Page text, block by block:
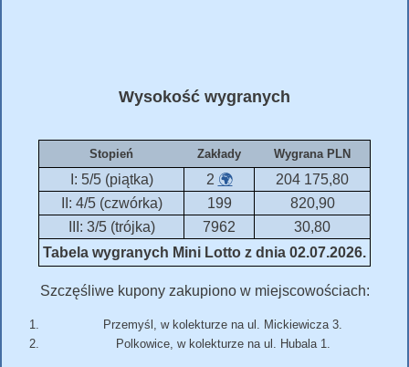
Wysokość wygranych
Stopień Zakłady Wygrana PLN
I: 5/5 (piątka) 2 🌍
204 175,80
II: 4/5 (czwórka)
199
820,90
III: 3/5 (trójka)
7962
30,80
Tabela wygranych Mini Lotto z dnia 02.07.2026.
Szczęśliwe kupony zakupiono w miejscowościach:
Przemyśl, w kolekturze na ul. Mickiewicza 3.
Polkowice, w kolekturze na ul. Hubala 1.